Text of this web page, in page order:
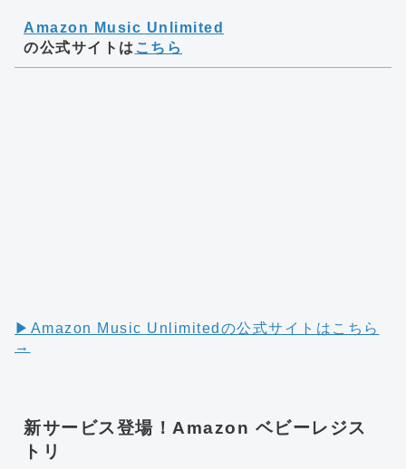
Amazon Music Unlimited
の公式サイトは こちら
▶︎Amazon Music Unlimitedの公式サイトはこちら
→
新サービス登場！Amazon ベビーレジス
トリ